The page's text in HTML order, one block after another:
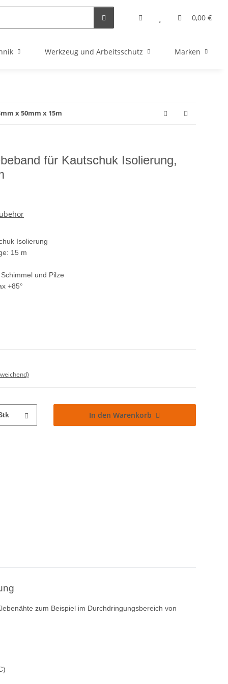
0,00 €
Werkzeug und Arbeitsschutz Marken
x 50mm x 15m
für Kautschuk Isolierung,
Isolierung
15 m
und Pilze
+85°
In den Warenkorb
zum Beispiel im Durchdringungsbereich von